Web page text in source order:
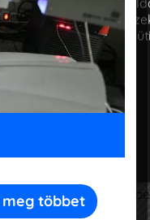
Önnek.
letiltja ezeket a
Marketing
egy kombinációs
a daganat
a beteg
a beteg
eset is bizonyítja,
meg többet